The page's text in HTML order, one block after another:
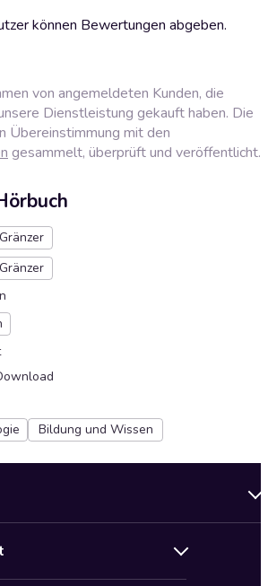
können Bewertungen abgeben.
von angemeldeten Kunden, die
Dienstleistung gekauft haben. Die
Übereinstimmung mit den
gesammelt, überprüft und veröffentlicht.
Bildung und Wissen